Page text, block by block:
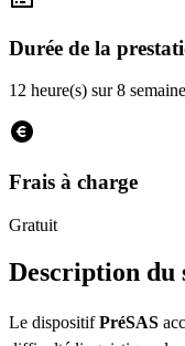
Durée de la
12 heure(s) sur 8
Frais à charge
Gratuit
Description du
Le dispositifPréSAS